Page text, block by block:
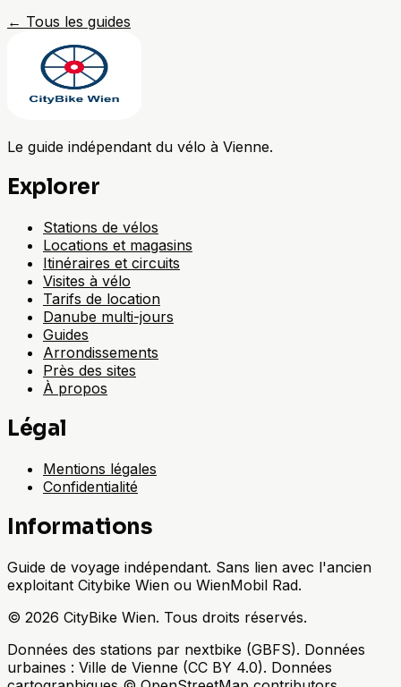
← Tous les guides
Le guide indépendant du vélo à Vienne.
Explorer
Stations de vélos
Locations et magasins
Itinéraires et circuits
Visites à vélo
Tarifs de location
Danube multi-jours
Guides
Arrondissements
Près des sites
À propos
Légal
Mentions légales
Confidentialité
Informations
Guide de voyage indépendant. Sans lien avec l'ancien
exploitant Citybike Wien ou WienMobil Rad.
© 2026 CityBike Wien. Tous droits réservés.
Données des stations par nextbike (GBFS). Données
urbaines : Ville de Vienne (CC BY 4.0). Données